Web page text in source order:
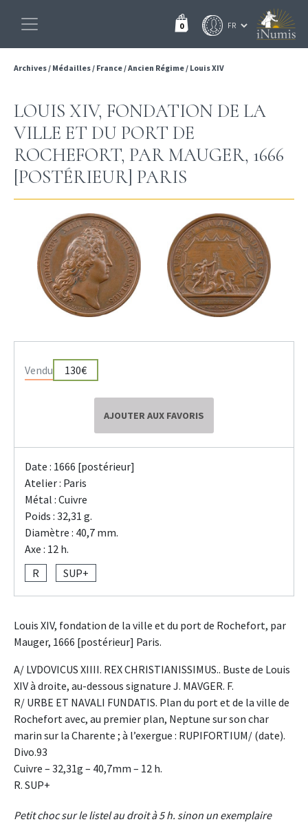
0
Archives/ Médailles/ France/Ancien Régime/ Louis XIV
LOUIS XIV, FONDATION DE LA
VILLE ET DU PORT DE
ROCHEFORT, PAR MAUGER, 1666
[POSTÉRIEUR] PARIS
Vendu 130€
AJOUTER AUX FAVORIS
Date : 1666 [postérieur]
Atelier : Paris
Métal : Cuivre
Poids : 32,31 g.
Diamètre : 40,7 mm.
Axe : 12 h.
R
SUP+
Louis XIV, fondation de la ville et du port de Rochefort, par
Mauger, 1666 [postérieur] Paris.
A/ LVDOVICUS XIIII. REX CHRISTIANISSIMUS.. Buste de Louis
XIV à droite, au-dessous signature J. MAVGER. F.
R/ URBE ET NAVALI FUNDATIS. Plan du port et de la ville de
Rochefort avec, au premier plan, Neptune sur son char
marin sur la Charente ; à l’exergue : RUPIFORTIUM/ (date).
Divo.93
Cuivre – 32,31g – 40,7mm – 12 h.
R. SUP+
Petit choc sur le listel au droit à 5 h. sinon un exemplaire